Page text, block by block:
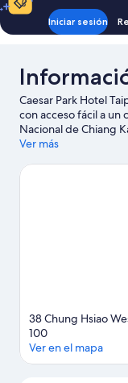
Iniciar sesión
Caesar Park Hotel
con acceso fácil a un
Nacional de Chiang
lugares culturales
Templo Longshan.
Ver más
38 Chung Hsiao
100
Ver en el mapa